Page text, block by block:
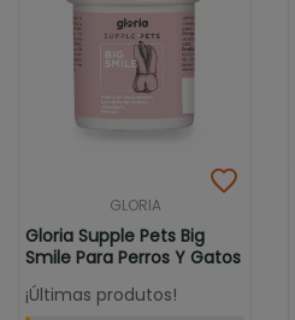
GLORIA
Gloria Supple Pets Big
Smile Para Perros Y Gatos
¡Últimas produtos!